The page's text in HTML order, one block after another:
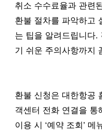
취소 수수료율과 관련
환불 절차를 파악하고
는 팁을 알려드립니다.
기 쉬운 주의사항까지
환불 신청은 대한항공
객센터 전화 연결을 통
이용 시 ‘예약 조회’